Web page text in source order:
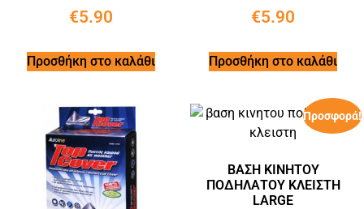
€5.90
Προσθήκη στο καλάθι
€5.90
Προσθήκη στο καλάθι
Προσφορά!
ΒΑΣΗ ΚΙΝΗΤΟΥ
ΠΟΔΗΛΑΤΟΥ ΚΛΕΙΣΤΗ
LARGE